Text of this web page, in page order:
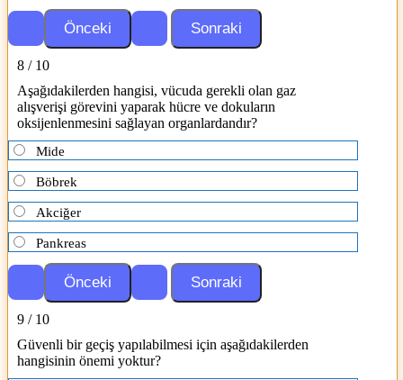
8 / 10
Aşağıdakilerden hangisi, vücuda gerekli olan gaz
alışverişi görevini yaparak hücre ve dokuların
oksijenlenmesini sağlayan organlardandır?
Mide
Böbrek
Akciğer
Pankreas
9 / 10
Güvenli bir geçiş yapılabilmesi için aşağıdakilerden
hangisinin önemi yoktur?